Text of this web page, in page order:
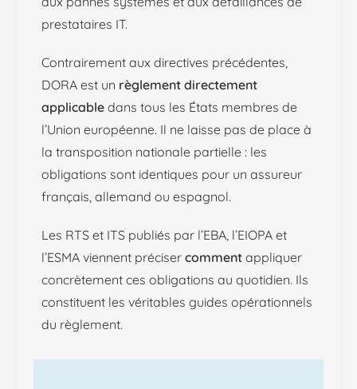
prestataires IT.
Contrairement aux directives précédentes,
DORA est un règlement directement
applicable dans tous les États membres de
l’Union européenne. Il ne laisse pas de place à
la transposition nationale partielle : les
obligations sont identiques pour un assureur
français, allemand ou espagnol.
Les RTS et ITS publiés par l’EBA, l’EIOPA et
l’ESMA viennent précisercomment appliquer
concrètement ces obligations au quotidien. Ils
constituent les véritables guides opérationnels
du règlement.